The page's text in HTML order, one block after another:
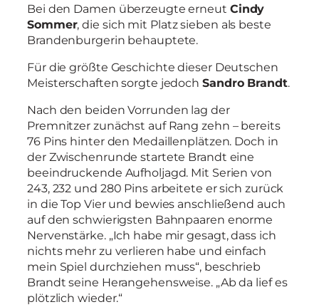
Bei den Damen überzeugte erneut Cindy
Sommer, die sich mit Platz sieben als beste
Brandenburgerin behauptete.
Für die größte Geschichte dieser Deutschen
Meisterschaften sorgte jedoch Sandro Brandt.
Nach den beiden Vorrunden lag der
Premnitzer zunächst auf Rang zehn – bereits
76 Pins hinter den Medaillenplätzen. Doch in
der Zwischenrunde startete Brandt eine
beeindruckende Aufholjagd. Mit Serien von
243, 232 und 280 Pins arbeitete er sich zurück
in die Top Vier und bewies anschließend auch
auf den schwierigsten Bahnpaaren enorme
Nervenstärke. „Ich habe mir gesagt, dass ich
nichts mehr zu verlieren habe und einfach
mein Spiel durchziehen muss“, beschrieb
Brandt seine Herangehensweise. „Ab da lief es
plötzlich wieder.“